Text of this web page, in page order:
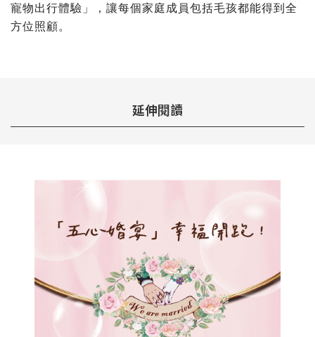
寵物出行體驗」，讓每個家庭成員包括毛孩都能得到全
方位照顧。
延伸閱讀